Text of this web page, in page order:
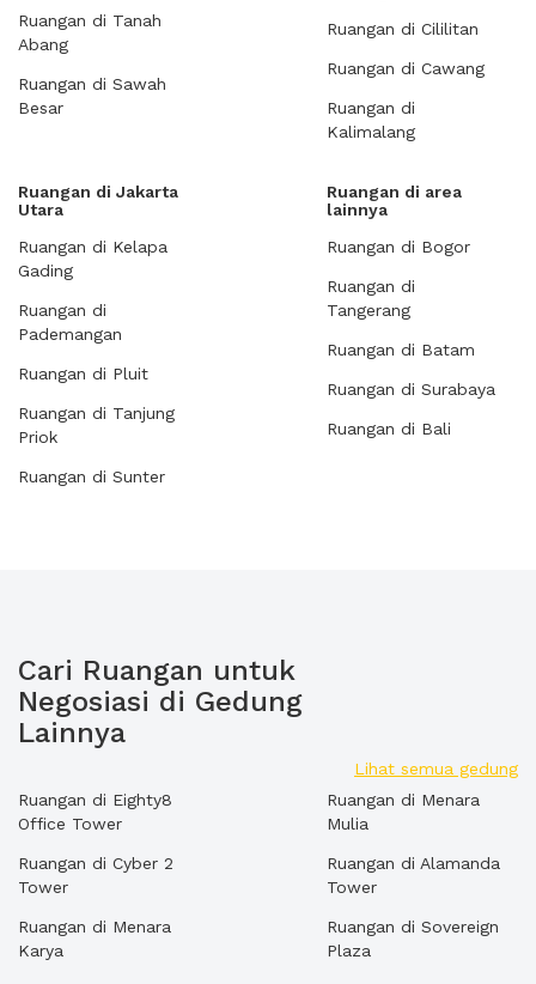
Ruangan di Tanah
Abang
Ruangan di Sawah
Besar
Ruangan di Cililitan
Ruangan di Cawang
Ruangan di
Kalimalang
Ruangan di Jakarta
Utara
Ruangan di Kelapa
Gading
Ruangan di
Pademangan
Ruangan di Pluit
Ruangan di Tanjung
Priok
Ruangan di Sunter
Ruangan di area
lainnya
Ruangan di Bogor
Ruangan di
Tangerang
Ruangan di Batam
Ruangan di Surabaya
Ruangan di Bali
Cari Ruangan untuk
Negosiasi di Gedung
Lainnya
Lihat semua gedung
Ruangan di Eighty8
Office Tower
Ruangan di Cyber 2
Tower
Ruangan di Menara
Karya
Ruangan di Menara
Mulia
Ruangan di Alamanda
Tower
Ruangan di Sovereign
Plaza